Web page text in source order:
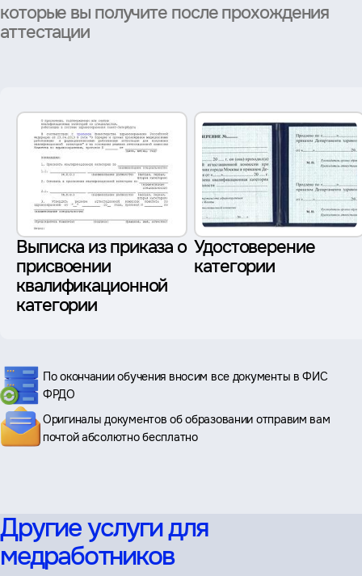
которые вы получите после прохождения
аттестации
Выписка из приказа о
присвоении
квалификационной
категории
Удостоверение
категории
По окончании обучения вносим все документы в ФИС
ФРДО
Оригиналы документов об образовании отправим вам
почтой абсолютно бесплатно
Другие услуги для
медработников